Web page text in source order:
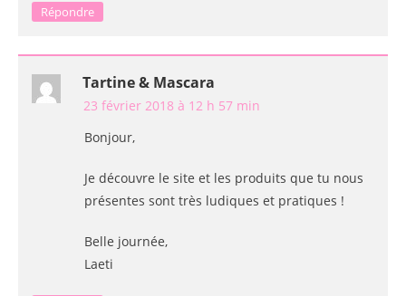
Répondre
Tartine & Mascara
23 février 2018 à 12 h 57 min
Bonjour,
Je découvre le site et les produits que tu nous
présentes sont très ludiques et pratiques !
Belle journée,
Laeti